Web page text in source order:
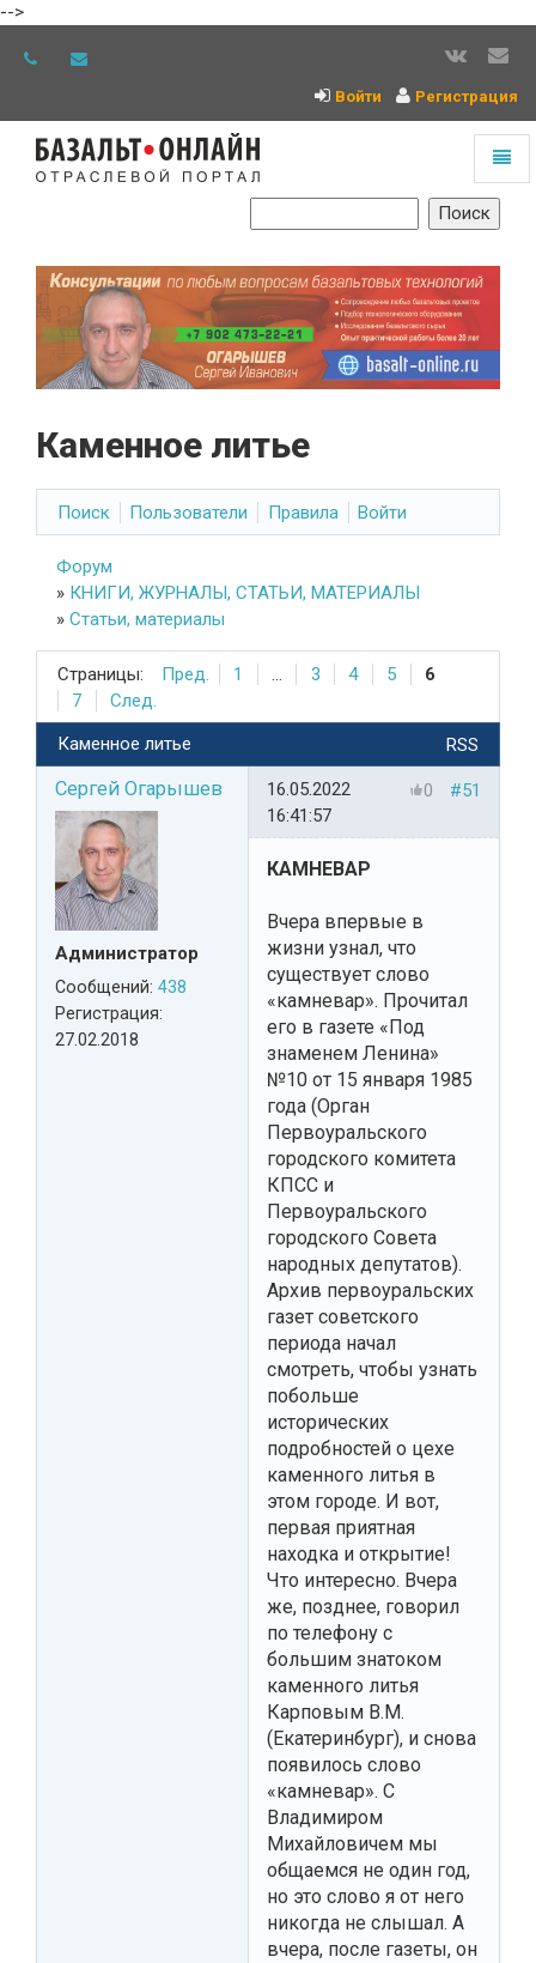
-->
Войти Регистрация
Каменное литье
Поиск Пользователи Правила Войти
Форум
» КНИГИ, ЖУРНАЛЫ, СТАТЬИ, МАТЕРИАЛЫ
» Статьи, материалы
Страницы: Пред. 1 ... 3 4 5
6
7
След.
RSS
Каменное литье
Сергей Огарышев
Администратор
Сообщений: 438
Регистрация:
27.02.2018
#51
0
16.05.2022
16:41:57
КАМНЕВАР
Вчера впервые в
жизни узнал, что
существует слово
«камневар». Прочитал
его в газете «Под
знаменем Ленина»
№10 от 15 января 1985
года (Орган
Первоуральского
городского комитета
КПСС и
Первоуральского
городского Совета
народных депутатов).
Архив первоуральских
газет советского
периода начал
смотреть, чтобы узнать
побольше
исторических
подробностей о цехе
каменного литья в
этом городе. И вот,
первая приятная
находка и открытие!
Что интересно. Вчера
же, позднее, говорил
по телефону с
большим знатоком
каменного литья
Карповым В.М.
(Екатеринбург), и снова
появилось слово
«камневар». С
Владимиром
Михайловичем мы
общаемся не один год,
но это слово я от него
никогда не слышал. А
вчера, после газеты, он